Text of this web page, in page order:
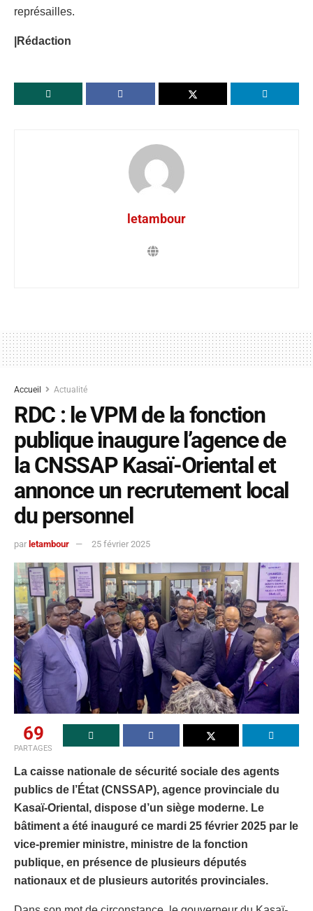
représailles.
|Rédaction
letambour
Accueil Actualité
RDC : le VPM de la fonction
publique inaugure l’agence de
la CNSSAP Kasaï-Oriental et
annonce un recrutement local
du personnel
par letambour 25 février 2025
69
PARTAGES
La caisse nationale de sécurité sociale des agents
publics de l’État (CNSSAP), agence provinciale du
Kasaï-Oriental, dispose d’un siège moderne. Le
bâtiment a été inauguré ce mardi 25 février 2025 par le
vice-premier ministre, ministre de la fonction
publique, en présence de plusieurs députés
nationaux et de plusieurs autorités provinciales.